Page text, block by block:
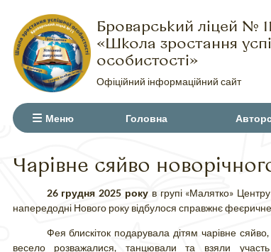
Броварський ліцей № 11
«Школа зростання
особистості»
Офіційний інформаційний сайт
Меню Головна
Чарівне сяйво
26 грудня 2025 рокув групі «Малятко»
напередодні Нового року відбулося справжнє
Фея блискіток подарувала дітям чарівне
весело розважалися, танцювали та взяли